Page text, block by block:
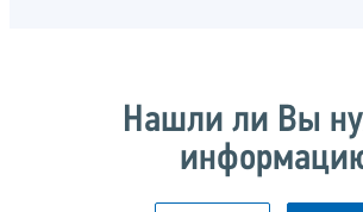
Нашли ли Вы